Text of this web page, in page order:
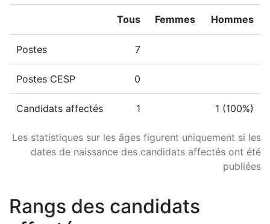
Les statistiques sur les âges figurent uniquement si les
dates de naissance des candidats affectés ont été
publiées
Tous Femmes Hommes
Postes 7
Postes CESP 0
Candidats affectés 1 1 (100%)
Rangs des candidats